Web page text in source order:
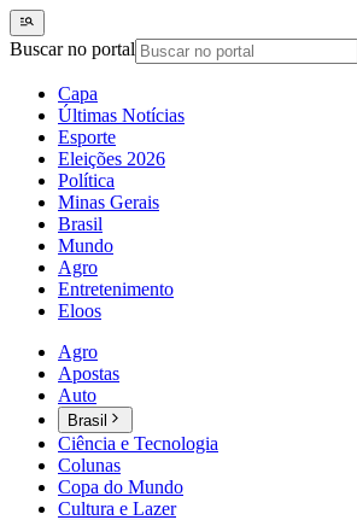
Buscar no portal
Capa
Últimas Notícias
Esporte
Eleições 2026
Política
Minas Gerais
Brasil
Mundo
Agro
Entretenimento
Eloos
Agro
Apostas
Auto
Brasil
Ciência e Tecnologia
Colunas
Copa do Mundo
Cultura e Lazer